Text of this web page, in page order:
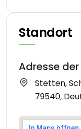
Standort
Adresse
Stetten,
79540,